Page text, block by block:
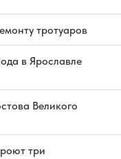
тротуаров
в Ярославле
Великого
три